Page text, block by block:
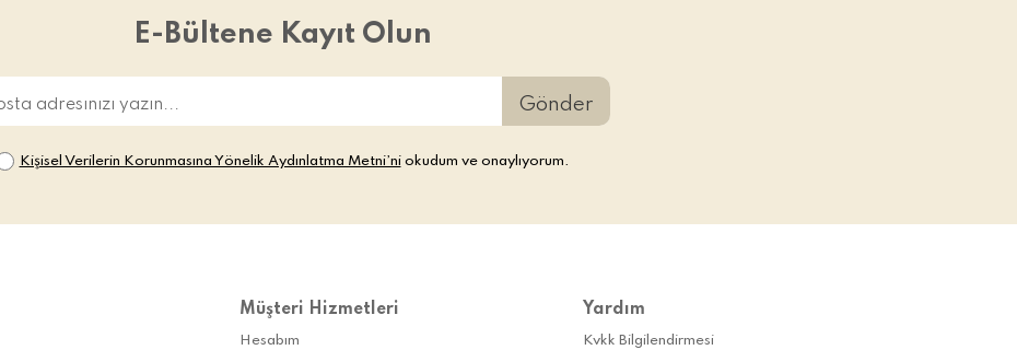
E-Bültene Kayıt Olun
Gönder
Kişisel Verilerin Korunmasına Yönelik Aydınlatma Metni’niokudum ve onaylıyorum.
Müşteri Hizmetleri
Hesabım
Yardım
Kvkk Bilgilendirmesi